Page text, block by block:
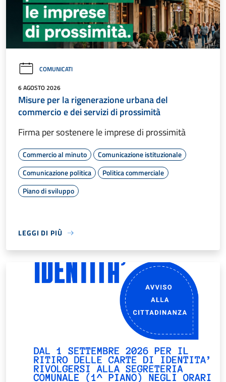
COMUNICATI
6 AGOSTO 2026
Misure per la rigenerazione urbana del
commercio e dei servizi di prossimità
Firma per sostenere le imprese di prossimità
Commercio al minuto
Comunicazione istituzionale
Comunicazione politica
Politica commerciale
Piano di sviluppo
LEGGI DI PIÙ